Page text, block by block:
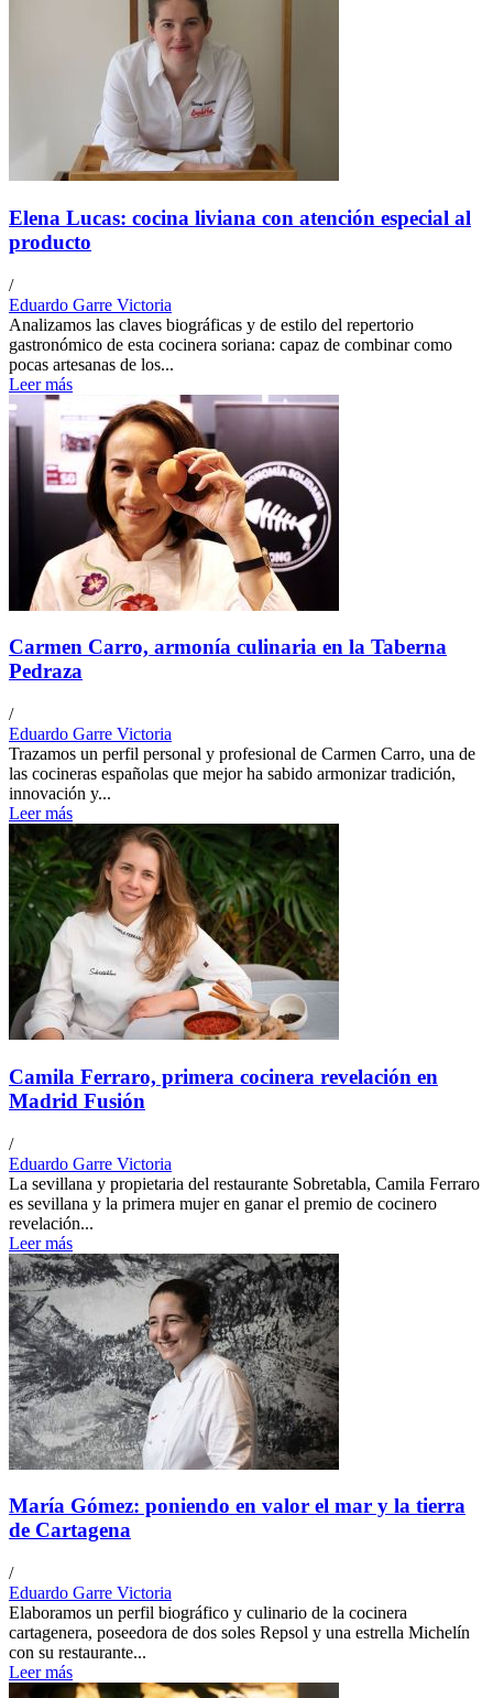
Elena Lucas: cocina liviana con atención especial al
producto
/
Eduardo Garre Victoria
Analizamos las claves biográficas y de estilo del repertorio
gastronómico de esta cocinera soriana: capaz de combinar como
pocas artesanas de los...
Leer más
Carmen Carro, armonía culinaria en la Taberna
Pedraza
/
Eduardo Garre Victoria
Trazamos un perfil personal y profesional de Carmen Carro, una de
las cocineras españolas que mejor ha sabido armonizar tradición,
innovación y...
Leer más
Camila Ferraro, primera cocinera revelación en
Madrid Fusión
/
Eduardo Garre Victoria
La sevillana y propietaria del restaurante Sobretabla, Camila Ferraro
es sevillana y la primera mujer en ganar el premio de cocinero
revelación...
Leer más
María Gómez: poniendo en valor el mar y la tierra
de Cartagena
/
Eduardo Garre Victoria
Elaboramos un perfil biográfico y culinario de la cocinera
cartagenera, poseedora de dos soles Repsol y una estrella Michelín
con su restaurante...
Leer más